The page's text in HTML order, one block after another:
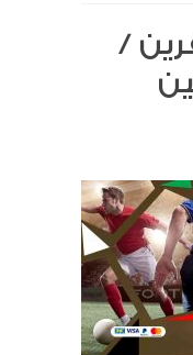
/
بين